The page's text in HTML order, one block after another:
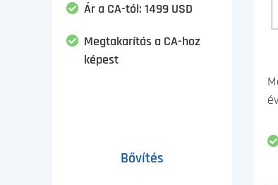
Ár a CA-tól: 1499 USD
Megtakarítás a CA-hoz
képest
Bővítés